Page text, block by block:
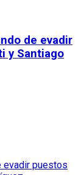
de evadir
y Santiago